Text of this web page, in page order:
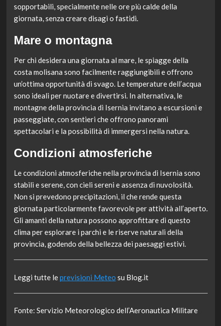
sopportabili, specialmente nelle ore più calde della
giornata, senza creare disagi o fastidi.
Mare o montagna
Per chi desidera una giornata al mare, le spiagge della
costa molisana sono facilmente raggiungibili e offrono
un’ottima opportunità di svago. Le temperature dell’acqua
sono ideali per nuotare e divertirsi. In alternativa, le
montagne della provincia di Isernia invitano a escursioni e
passeggiate, con sentieri che offrono panorami
spettacolari e la possibilità di immergersi nella natura.
Condizioni atmosferiche
Le condizioni atmosferiche nella provincia di Isernia sono
stabili e serene, con cieli sereni e assenza di nuvolosità.
Non si prevedono precipitazioni, il che rende questa
giornata particolarmente favorevole per attività all’aperto.
Gli amanti della natura possono approfittare di questo
clima per esplorare i parchi e le riserve naturali della
provincia, godendo della bellezza dei paesaggi estivi.
Leggi tutte leprevisioni Meteo su Blog.it
Fonte: Servizio Meteorologico dell’Aeronautica Militare